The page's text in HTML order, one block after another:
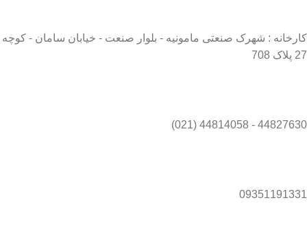
کارخانه : شهرک صنعتی مامونیه - بلوار صنعت - خیابان سامان - کوچه
27 پلاک 708
44827630 - 44814058 (021)
09351191331